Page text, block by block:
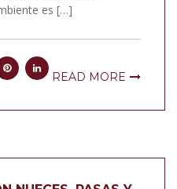
es […]
READ MORE